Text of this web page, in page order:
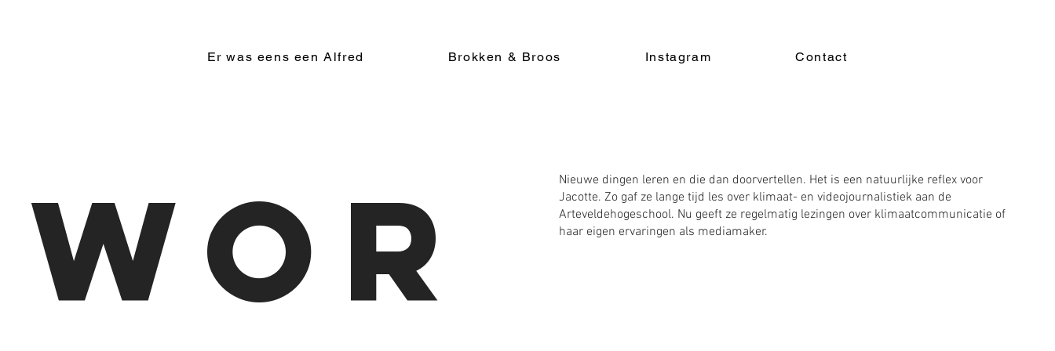
Er was eens een Alfred Brokken & Broos Instagram Contact
Wor
Nieuwe dingen leren en die dan doorvertellen. Het is een natuurlijke reflex voor
Jacotte. Zo gaf ze lange tijd les over klimaat- en videojournalistiek aan de
Arteveldehogeschool. Nu geeft ze regelmatig lezingen over klimaatcommunicatie of
haar eigen ervaringen als mediamaker.